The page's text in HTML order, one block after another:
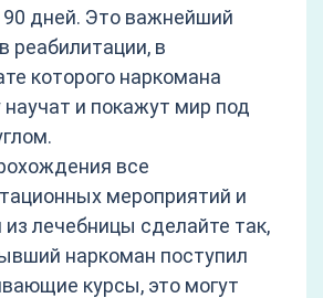
90 дней. Это важнейший
реабилитации, в
которого наркомана
и покажут мир под
все
мероприятий и
лечебницы сделайте так,
наркоман поступил
курсы, это могут